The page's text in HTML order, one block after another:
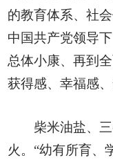
的教育体系、社
中国共产党领导
总体小康、再到
获得感、幸福感
柴米油盐、
火。“幼有所育、